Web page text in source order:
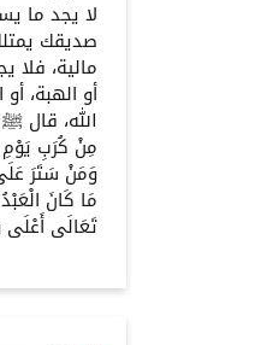
لا يجد ما
صديقك
مالية،
أو الهبة،
الله، قال
مِنْ كُرَبِ يَوْمِ
وَمَنْ سَتَرَ
مَا كَانَ
تَعَالَى أَعْلَى